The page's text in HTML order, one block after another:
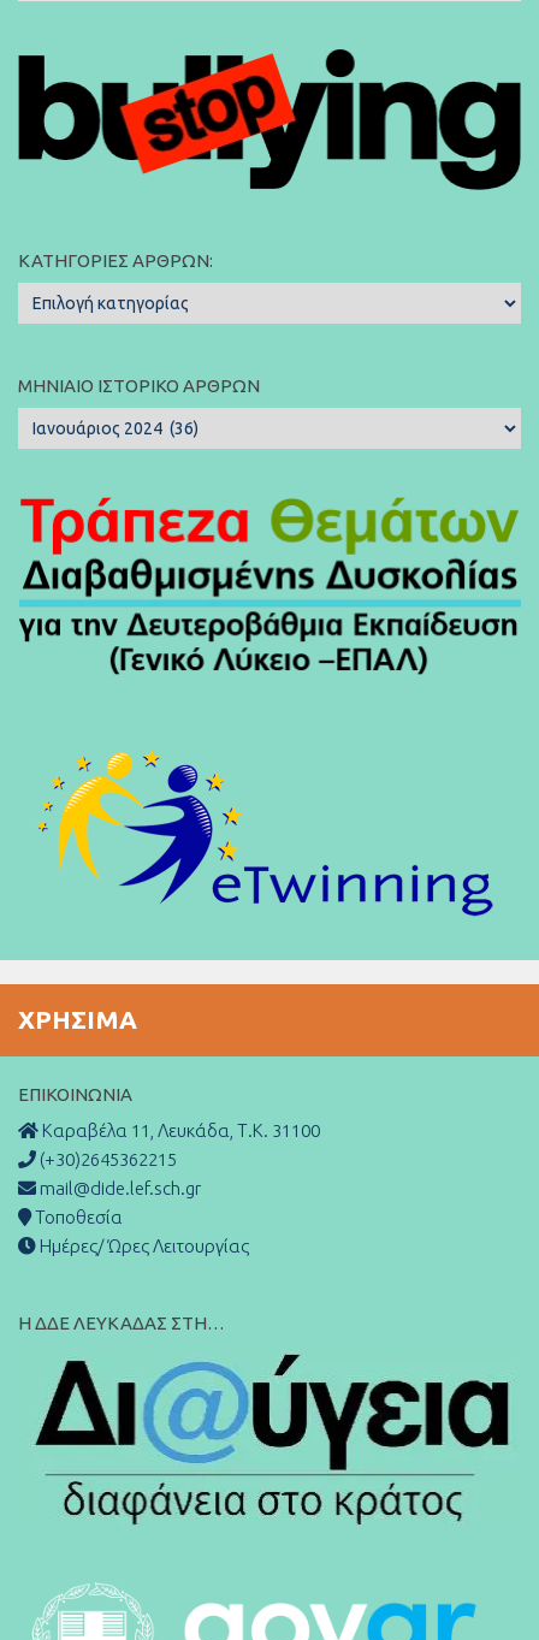
ΚΑΤΗΓΟΡΊΕΣ ΆΡΘΡΩΝ:
Κατηγορίες
Άρθρων:
ΜΗΝΙΑΊΟ ΙΣΤΟΡΙΚΌ ΆΡΘΡΩΝ
Μηνιαίο
Ιστορικό
ΧΡΉΣΙΜΑ
ΕΠΙΚΟΙΝΩΝΊΑ
Καραβέλα 11, Λευκάδα, Τ.Κ. 31100
(+30)2645362215
mail@dide.lef.sch.gr
Τοποθεσία
Ημέρες/ Ώρες Λειτουργίας
Η ΔΔΕ ΛΕΥΚΑΔΑΣ ΣΤΗ…